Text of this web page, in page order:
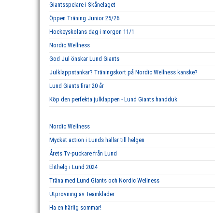
Giantsspelare i Skånelaget
Öppen Träning Junior 25/26
Hockeyskolans dag i morgon 11/1
Nordic Wellness
God Jul önskar Lund Giants
Julklappstankar? Träningskort på Nordic Wellness kanske?
Lund Giants firar 20 år
Köp den perfekta julklappen - Lund Giants handduk
Nordic Wellness
Mycket action i Lunds hallar till helgen
Årets Tv-puckare från Lund
Elithelg i Lund 2024
Träna med Lund Giants och Nordic Wellness
Utprovning av Teamkläder
Ha en härlig sommar!